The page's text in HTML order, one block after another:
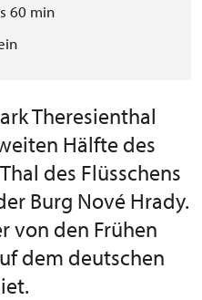
60 min
Theresienthal
Hälfte des
des Flüsschens
Burg Nové Hrady.
von den Frühen
dem deutschen